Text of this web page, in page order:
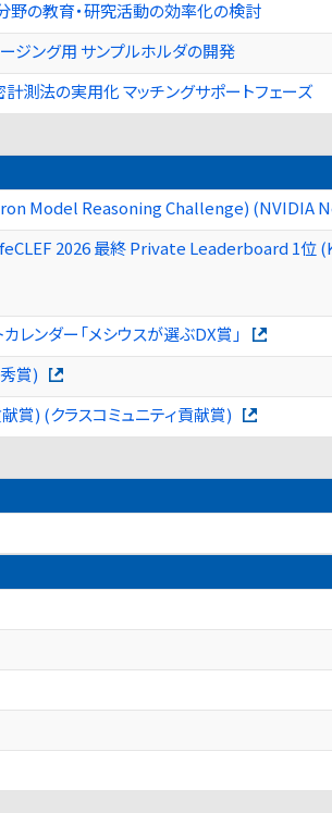
野の教育・研究活動の効率化の検討
ジング用 サンプルホルダの開発
測法の実用化 マッチングサポートフェーズ
Model Reasoning Challenge) (NVIDIA
2026 最終 Private Leaderboard
ンダー「メシウスが選ぶDX賞」
賞)
賞) (クラスコミュニティ貢献賞)